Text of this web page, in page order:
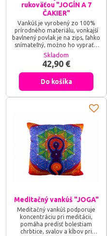
rukoväťou "JOGÍN A 7
ČAKIER"
Vankúš je vyrobený zo 100%
prírodného materiálu, vonkajší
bavlnený povlak je na zips, ľahko
snímateľný, možno ho vyprať v
studenej alebo vlažnej vode do
30 st. C, vnútorný bavlnený
povlak je na šnúrku, naplnený
šupkami pohánky, ktoré majú
mikromasážne účinky, dobre sa
prispôsobia tvarovo, udržia
objem a sú pružnou oporou na
Skladom
42,90 €
Do košíka
Meditačný vankúš "JOGA"
Meditačný vankúš podporuje
koncentráciu pri meditácii,
pomáha predísť bolestiam
chrbtice, svalov a kĺbov pri